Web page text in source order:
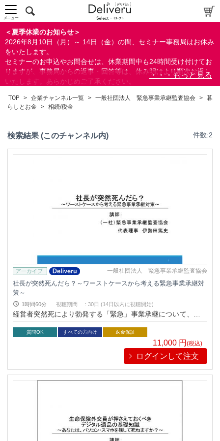
法務/契約/知財
暮らしとお金
ライフプランニング
相続/税金
すべて
閉じる
＜夏季休業のお知らせ＞
2026年8月10日（月）～ 14日（金）の間、セミナー事務局はお休み
をいたします。
セミナーのお申込やお問合せは、休業期間中も24時間受け付けてお
りますが、事務局からの返事・回答等は、休み明けより順次お返し
いたします。あらかじめご了承ください。
ができます。
メニュー
TOP > 企業チャンネル一覧 > 一般社団法人 緊急事業承継監査協会 > 暮
らしとお金 > 相続/税金
検索結果 (このチャンネル内) 件数:2
一般社団法人 緊急事業承継監査協会
社長が突然死んだら？～ワーストケースから考える緊急事業承継対
策～
1時間60分 視聴期間 : 30日 (14日以内に視聴開始)
経営者突然死により勃発する「緊急」事業承継について、万が
一のときの対応から、生前対策までご紹介します。
質問OK すべての方向け 返金保証
11,000 円 (税込)
ログインして注文